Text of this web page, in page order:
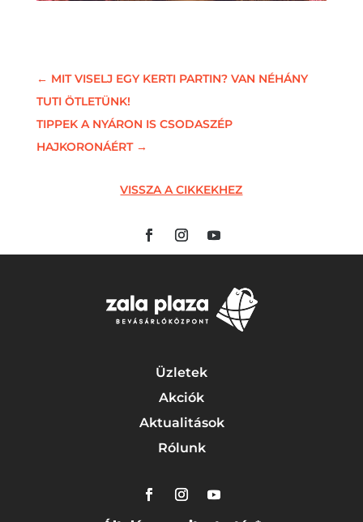
← MIT VISELJ EGY KERTI PARTIN? VAN NÉHÁNY
TUTI ÖTLETÜNK!
TIPPEK A NYÁRON IS CSODASZÉP
HAJKORONÁÉRT→
VISSZA A CIKKEKHEZ
Üzletek
Akciók
Aktualitások
Rólunk